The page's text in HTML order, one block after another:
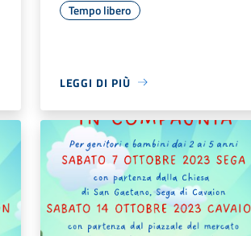
Tempo libero
LEGGI DI PIÙ